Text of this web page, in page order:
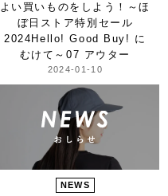
よい買いものをしよう！ ～ほ
ぼ日ストア特別セール
2024 Hello! Good Buy! に
むけて～07 アウター
2024-01-10
NEWS